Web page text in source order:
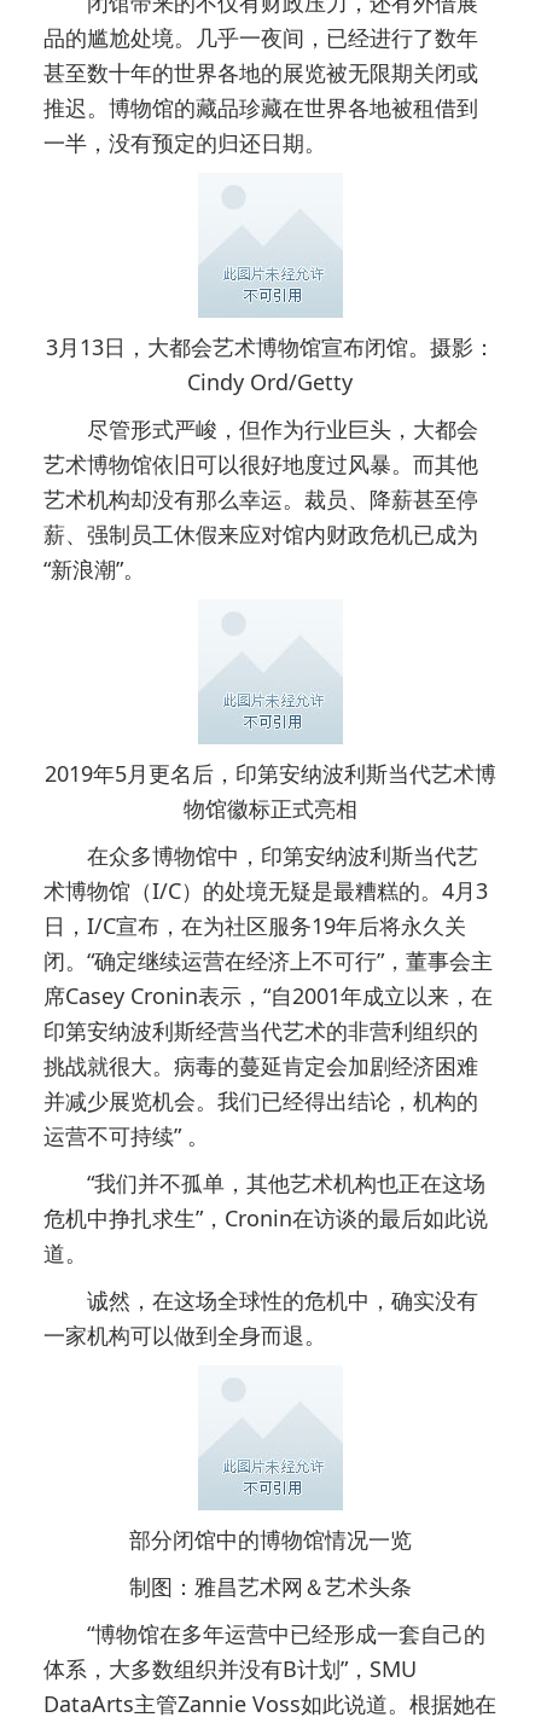
品的尴尬处境。几乎一夜间，已经进行了数年
甚至数十年的世界各地的展览被无限期关闭或
推迟。博物馆的藏品珍藏在世界各地被租借到
一半，没有预定的归还日期。
3月13日，大都会艺术博物馆宣布闭馆。摄影：
Cindy Ord/Getty
尽管形式严峻，但作为行业巨头，大都会
艺术博物馆依旧可以很好地度过风暴。而其他
艺术机构却没有那么幸运。裁员、降薪甚至停
薪、强制员工休假来应对馆内财政危机已成为
“新浪潮”。
2019年5月更名后，印第安纳波利斯当代艺术博
物馆徽标正式亮相
在众多博物馆中，印第安纳波利斯当代艺
术博物馆（I/C）的处境无疑是最糟糕的。4月3
日，I/C宣布，在为社区服务19年后将永久关
闭。“确定继续运营在经济上不可行”，董事会主
席Casey Cronin表示，“自2001年成立以来，在
印第安纳波利斯经营当代艺术的非营利组织的
挑战就很大。病毒的蔓延肯定会加剧经济困难
并减少展览机会。我们已经得出结论，机构的
运营不可持续” 。
“我们并不孤单，其他艺术机构也正在这场
危机中挣扎求生”，Cronin在访谈的最后如此说
道。
诚然，在这场全球性的危机中，确实没有
一家机构可以做到全身而退。
部分闭馆中的博物馆情况一览
制图：雅昌艺术网＆艺术头条
“博物馆在多年运营中已经形成一套自己的
体系，大多数组织并没有B计划”，SMU
DataArts主管Zannie Voss如此说道。根据她在